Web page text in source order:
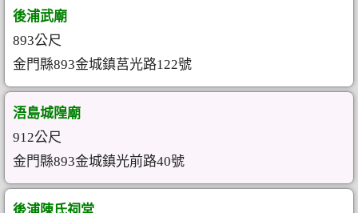
後浦武廟
893公尺
金門縣893金城鎮莒光路122號
浯島城隍廟
912公尺
金門縣893金城鎮光前路40號